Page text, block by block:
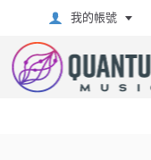
我的帳號